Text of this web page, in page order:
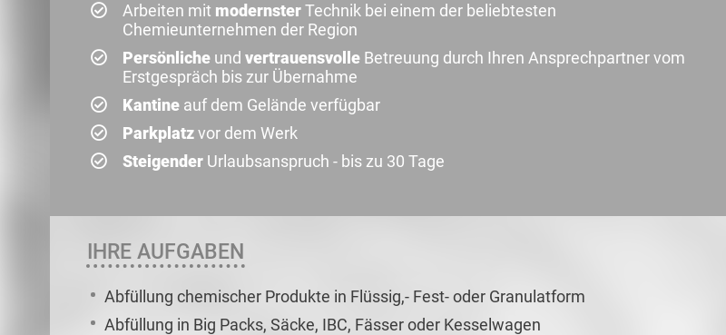
Arbeiten mit modernsterTechnik bei einem der beliebtesten
Chemieunternehmen der Region
Persönliche und vertrauensvolle Betreuung durch Ihren Ansprechpartner vom
Erstgespräch bis zur Übernahme
Kantine auf dem Gelände verfügbar
Parkplatzvor dem Werk
Steigender Urlaubsanspruch - bis zu 30 Tage
IHRE AUFGABEN
Abfüllung chemischer Produkte in Flüssig,- Fest- oder Granulatform
Abfüllung in Big Packs, Säcke, IBC, Fässer oder Kesselwagen